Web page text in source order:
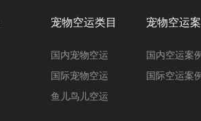
宠物空运类目
国内宠物空运
国际宠物空运
鱼儿鸟儿空运
宠物空运
国内空运案
国际空运案